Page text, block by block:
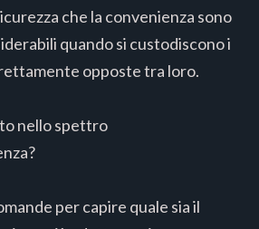
che la convenienza sono
quando si custodiscono i
opposte tra loro.
nello spettro
per capire quale sia il